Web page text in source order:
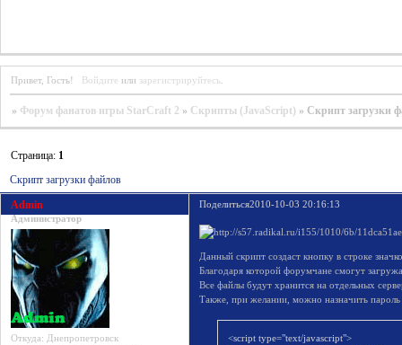
Привет, Гость! Войдите или зарегистрируйтесь.
» Форум фанатов игры StarCraft 2 » Скрипты (JavaScript) »Скрипт загрузки
Скрипт загрузки файлов
Страница: 1
Поделиться2010-10-03 20:16:13
Admin
Администратор
Откуда: Днепропетровск
Данный скрипт создаст кнопку в строке
Благодаря которой форумчане смогут
Все файлы будут хранится на отдельных
Также, при желании, можно назначить пароль
<script type="text/javascript">